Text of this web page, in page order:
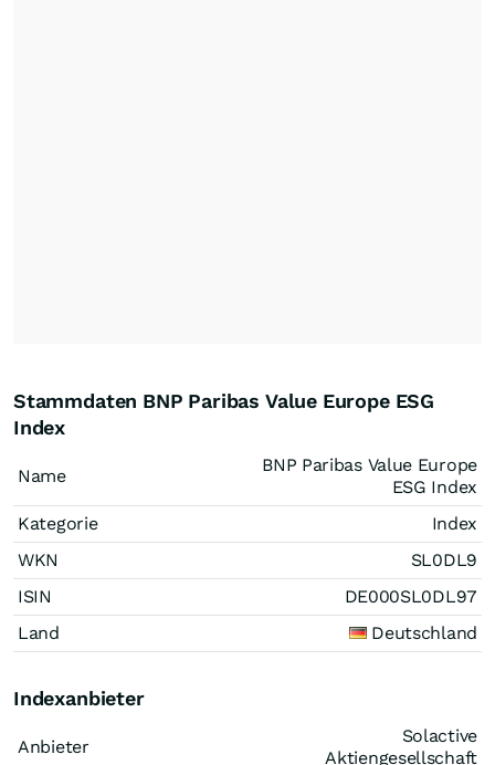
Stammdaten BNP Paribas Value Europe ESG
Index
Name
BNP Paribas Value Europe
ESG Index
Kategorie
Index
WKN
SL0DL9
ISIN
DE000SL0DL97
Land
Deutschland
Indexanbieter
Anbieter
Solactive
Aktiengesellschaft